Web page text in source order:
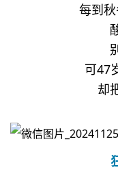
每到
可47
却